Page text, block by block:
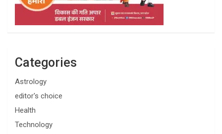
Categories
Astrology
editor's choice
Health
Technology